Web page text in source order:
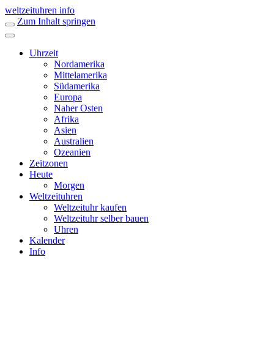
weltzeituhren info
Zum Inhalt springen
Uhrzeit
Nordamerika
Mittelamerika
Südamerika
Europa
Naher Osten
Afrika
Asien
Australien
Ozeanien
Zeitzonen
Heute
Morgen
Weltzeituhren
Weltzeituhr kaufen
Weltzeituhr selber bauen
Uhren
Kalender
Info